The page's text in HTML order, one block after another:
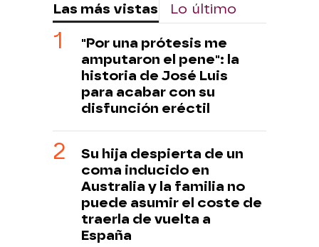
Las más vistas Lo último
"Por una prótesis me
amputaron el pene": la
historia de José Luis
para acabar con su
disfunción eréctil
Su hija despierta de un
coma inducido en
Australia y la familia no
puede asumir el coste de
traerla de vuelta a
España